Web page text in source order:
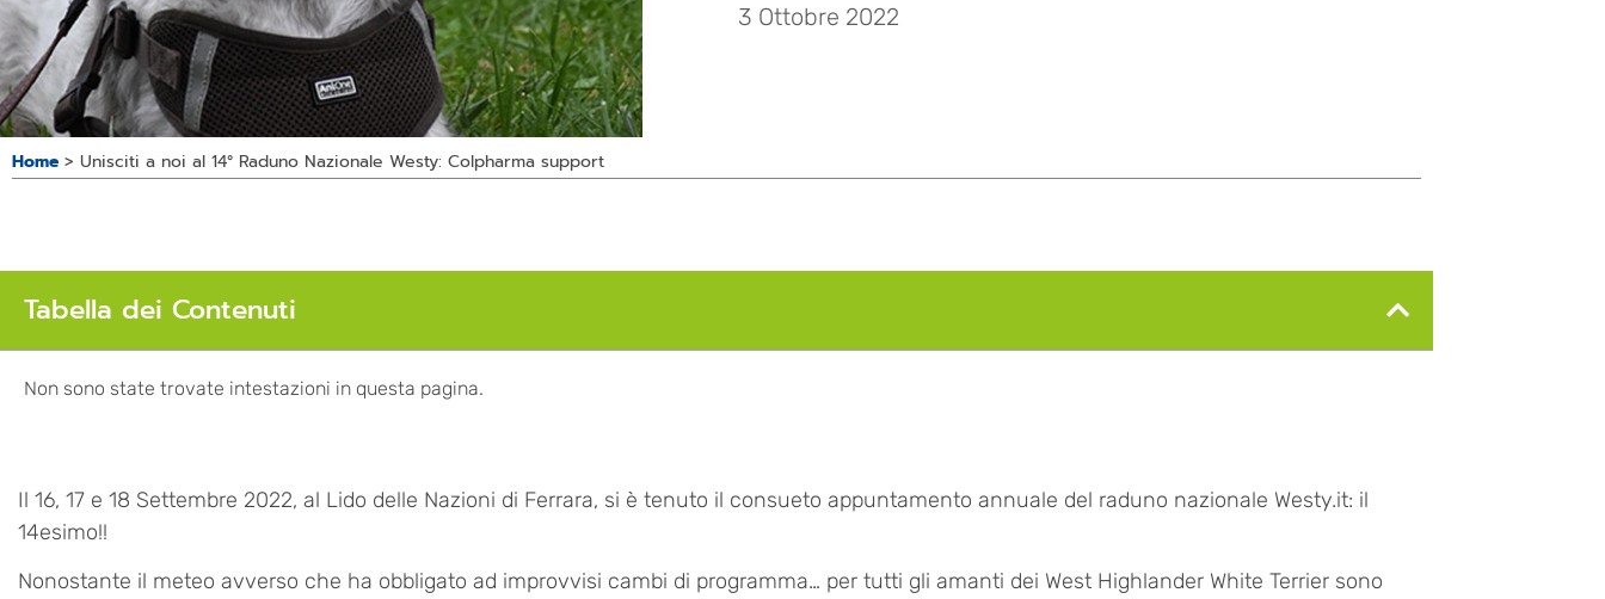
3 Ottobre 2022
Home > Unisciti a noi al 14° Raduno Nazionale Westy: Colpharma support
Tabella dei Contenuti
Non sono state trovate intestazioni in questa pagina.
Il 16, 17 e 18 Settembre 2022, al Lido delle Nazioni di Ferrara, si è tenuto il consueto appuntamento annuale del raduno nazionale Westy.it: il
14esimo!!
Nonostante il meteo avverso che ha obbligato ad improvvisi cambi di programma… per tutti gli amanti dei West Highlander White Terrier sono